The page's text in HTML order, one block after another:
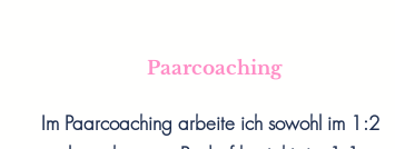
Paarcoaching
Im Paarcoaching arbeite ich sowohl im 1:2